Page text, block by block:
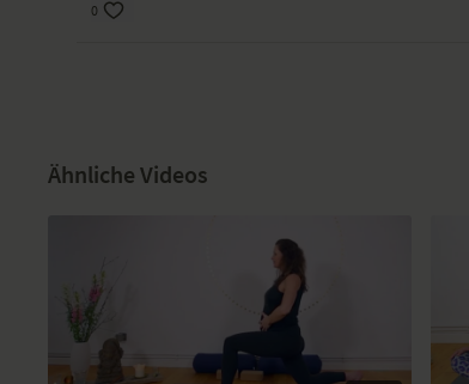
0
Ähnliche Videos